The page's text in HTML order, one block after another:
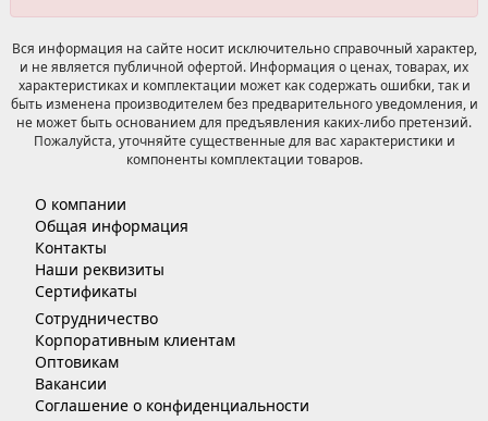
Вся информация на сайте носит исключительно справочный характер,
и не является публичной офертой. Информация о ценах, товарах, их
характеристиках и комплектации может как содержать ошибки, так и
быть изменена производителем без предварительного уведомления, и
не может быть основанием для предъявления каких-либо претензий.
Пожалуйста, уточняйте существенные для вас характеристики и
компоненты комплектации товаров.
О компании
Общая информация
Контакты
Наши реквизиты
Сертификаты
Сотрудничество
Корпоративным клиентам
Оптовикам
Вакансии
Соглашение о конфиденциальности